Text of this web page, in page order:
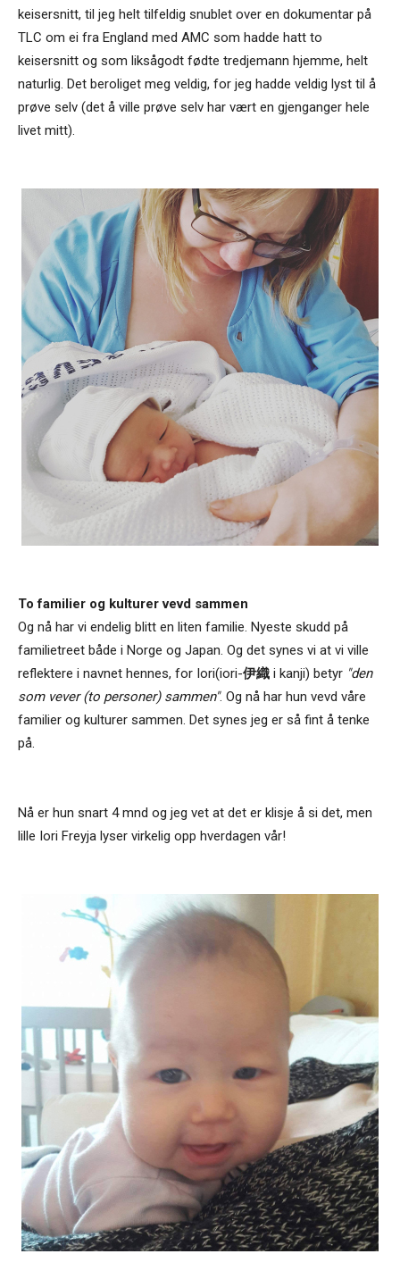
keisersnitt, til jeg helt tilfeldig snublet over en dokumentar på
TLC om ei fra England med AMC som hadde hatt to
keisersnitt og som liksågodt fødte tredjemann hjemme, helt
naturlig. Det beroliget meg veldig, for jeg hadde veldig lyst til å
prøve selv (det å ville prøve selv har vært en gjenganger hele
livet mitt).
To familier og kulturer vevd sammen
Og nå har vi endelig blitt en liten familie. Nyeste skudd på
familietreet både i Norge og Japan. Og det synes vi at vi ville
reflektere i navnet hennes, for Iori(iori-伊織 i kanji) betyr "den
som vever (to personer) sammen". Og nå har hun vevd våre
familier og kulturer sammen. Det synes jeg er så fint å tenke
på.
Nå er hun snart 4 mnd og jeg vet at det er klisje å si det, men
lille Iori Freyja lyser virkelig opp hverdagen vår!